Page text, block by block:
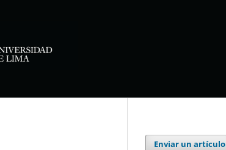
Enviar un artículo